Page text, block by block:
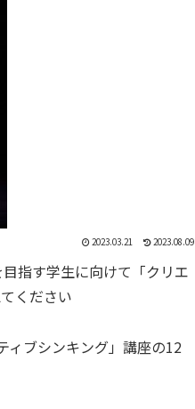
2023.03.21 2023.08.09
指す学生に向けて「クリエ
ください
ィブシンキング」講座の12